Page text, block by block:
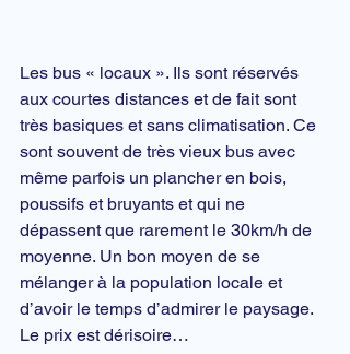
Les bus « locaux ». Ils sont réservés
aux courtes distances et de fait sont
très basiques et sans climatisation. Ce
sont souvent de très vieux bus avec
même parfois un plancher en bois,
poussifs et bruyants et qui ne
dépassent que rarement le 30km/h de
moyenne. Un bon moyen de se
mélanger à la population locale et
d’avoir le temps d’admirer le paysage.
Le prix est dérisoire…